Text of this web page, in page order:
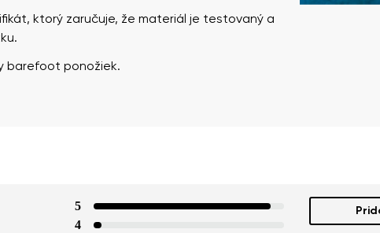
ktorý zaručuje, že materiál je testovaný a
barefoot ponožiek.
5
4